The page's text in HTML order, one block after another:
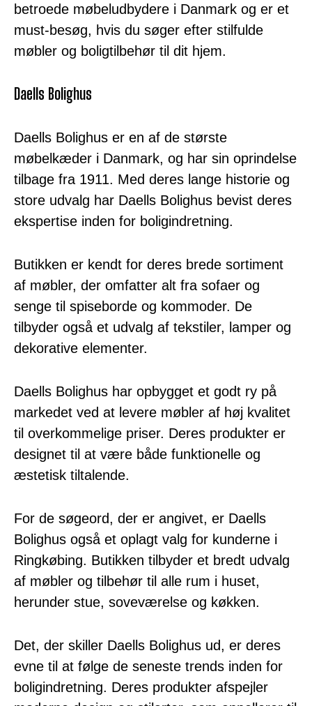
betroede møbeludbydere i Danmark og er et
must-besøg, hvis du søger efter stilfulde
møbler og boligtilbehør til dit hjem.
Daells Bolighus
Daells Bolighus er en af de største
møbelkæder i Danmark, og har sin oprindelse
tilbage fra 1911. Med deres lange historie og
store udvalg har Daells Bolighus bevist deres
ekspertise inden for boligindretning.
Butikken er kendt for deres brede sortiment
af møbler, der omfatter alt fra sofaer og
senge til spiseborde og kommoder. De
tilbyder også et udvalg af tekstiler, lamper og
dekorative elementer.
Daells Bolighus har opbygget et godt ry på
markedet ved at levere møbler af høj kvalitet
til overkommelige priser. Deres produkter er
designet til at være både funktionelle og
æstetisk tiltalende.
For de søgeord, der er angivet, er Daells
Bolighus også et oplagt valg for kunderne i
Ringkøbing. Butikken tilbyder et bredt udvalg
af møbler og tilbehør til alle rum i huset,
herunder stue, soveværelse og køkken.
Det, der skiller Daells Bolighus ud, er deres
evne til at følge de seneste trends inden for
boligindretning. Deres produkter afspejler